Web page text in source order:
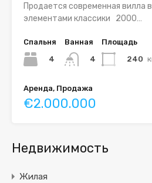
Продается современная вилла
элементами классики 2000…
Спальня
4
Ванная
4
Площадь
240
Аренда, Продажа
€2.000.000
Недвижимость
Жилая